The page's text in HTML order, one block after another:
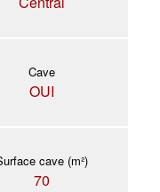
Cave
OUI
cave (m²)
70